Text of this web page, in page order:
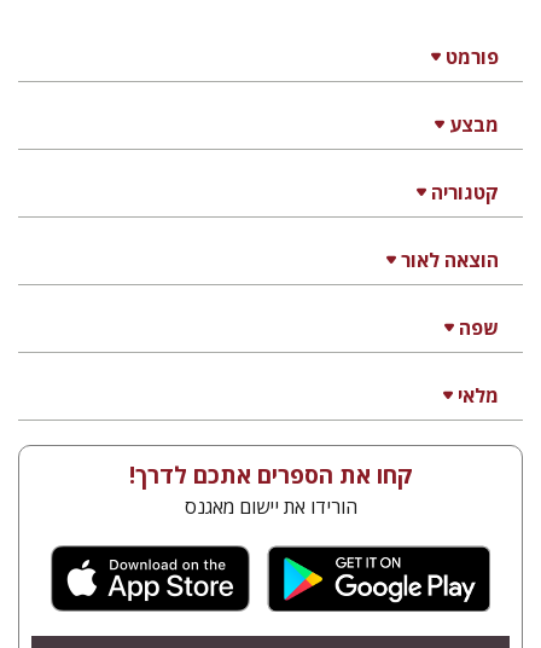
פורמט
מבצע
קטגוריה
הוצאה לאור
שפה
מלאי
קחו את הספרים אתכם לדרך!
הורידו את יישום מאגנס